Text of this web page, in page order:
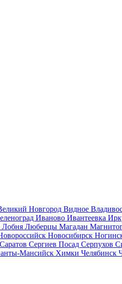
Новгород Видное
Иваново Ивантеевка
Лобня Люберцы Магадан
Новосибирск
Саратов Сергиев Посад Серпухов
Мансийск Химки Челябинск